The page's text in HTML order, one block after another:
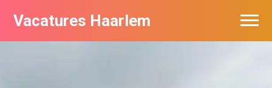
Vacatures Haarlem
Vacatures per bedrijf in Haarlem